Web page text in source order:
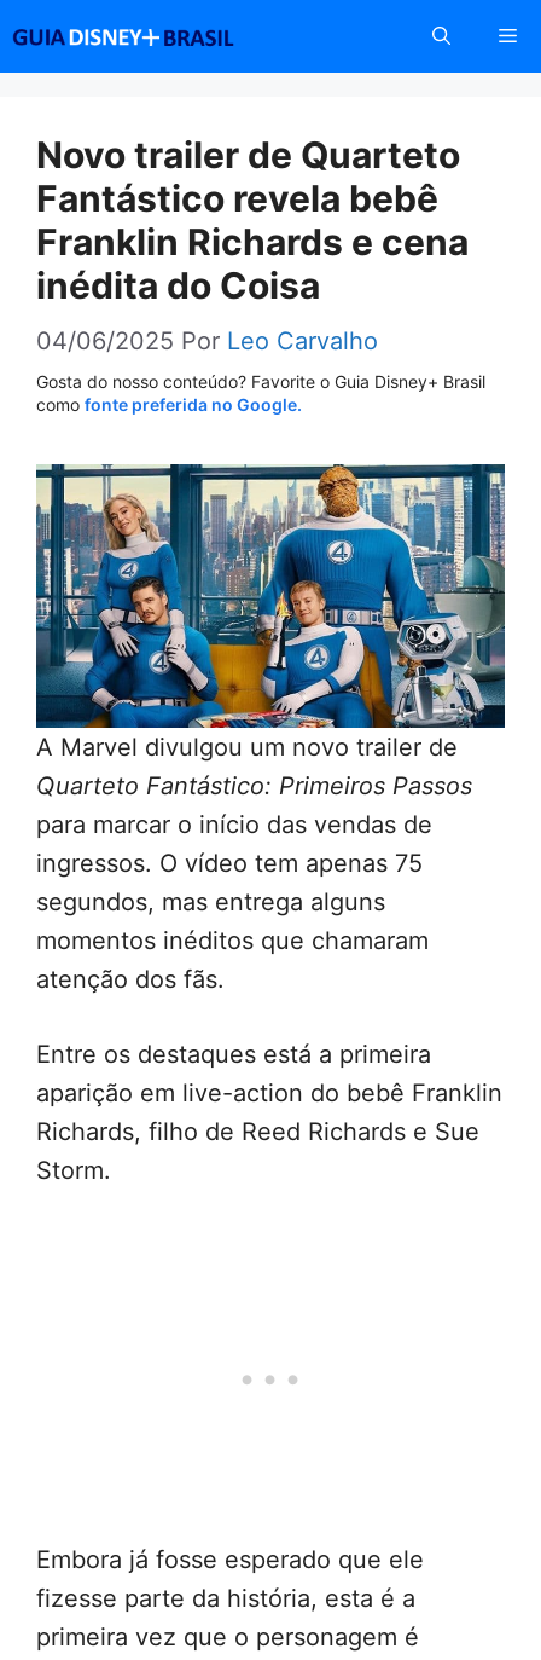
conteúdo
Novo trailer de Quarteto
Fantástico revela bebê
Franklin Richards e cena
inédita do Coisa
04/06/2025 Por Leo Carvalho
Gosta do nosso conteúdo? Favorite o Guia Disney+ Brasil
como fonte preferida no Google.
A Marvel divulgou um novo trailer de
Quarteto Fantástico: Primeiros Passos
para marcar o início das vendas de
ingressos. O vídeo tem apenas 75
segundos, mas entrega alguns
momentos inéditos que chamaram
atenção dos fãs.
Entre os destaques está a primeira
aparição em live-action do bebê Franklin
Richards, filho de Reed Richards e Sue
Storm.
Embora já fosse esperado que ele
fizesse parte da história, esta é a
primeira vez que o personagem é